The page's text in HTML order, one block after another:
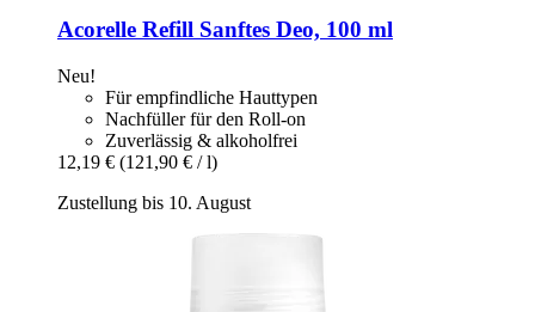
Acorelle Refill Sanftes Deo, 100 ml
Neu!
Für empfindliche Hauttypen
Nachfüller für den Roll-on
Zuverlässig & alkoholfrei
12,19 € (121,90 € / l)
Zustellung bis 10. August